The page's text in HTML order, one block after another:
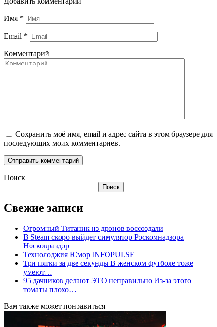
Имя *
Email *
Комментарий
Сохранить моё имя, email и адрес сайта в этом браузере для
последующих моих комментариев.
Поиск
Поиск
Свежие записи
Огромный Титаник из дронов воссоздали
В Steam скоро выйдет симулятор Роскомнадзора
Носковраздор
Технолоджия Юмор INFOPULSE
Три пятки за две секунды В женском футболе тоже
умеют…
95 дачников делают ЭТО неправильно Из-за этого
томаты плохо…
Вам также может понравиться